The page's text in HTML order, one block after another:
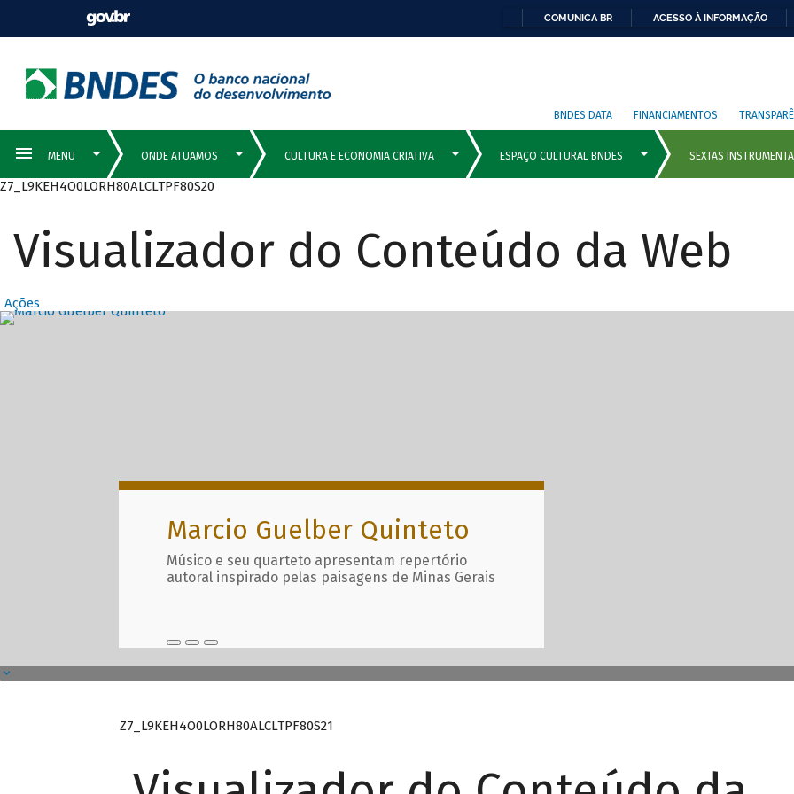
COMUNICA BR ACESSO À INFORMAÇÃO
BNDES DATA FINANCIAMENTOS
Z7_L9KEH4O0LORH80ALCLTPF80S20
Visualizador do Conteúdo da Web
Ações
Destaques Principais com
Marcio Guelber Quinteto
Músico e seu quarteto apresentam repertório
autoral inspirado pelas paisagens de Minas Gerais
Z7_L9KEH4O0LORH80ALCLTPF80S21